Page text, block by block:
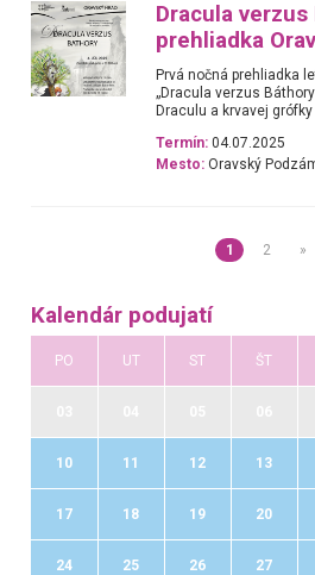
Dracula
prehliadka
Prvá nočná prehliadka
„Dracula verzus
Draculu a krvavej
Termín: 04.07.2025
Mesto: Oravský
1 2 »
Kalendár podujatí
PO UT ST ŠT
10 11 12 13
17 18 19 20
24 25 26 27